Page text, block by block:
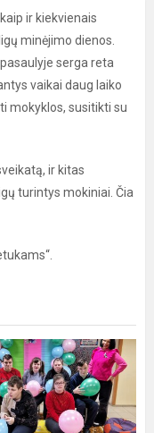
ir kiekvienais
minėjimo dienos.
serga reta
vaikai daug laiko
mokyklos, susitikti su
ir kitas
turintys mokiniai. Čia